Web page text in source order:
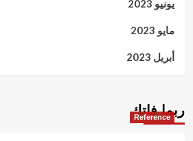
يونيو 2023
مايو 2023
أبريل 2023
ربما فاتك
Reference